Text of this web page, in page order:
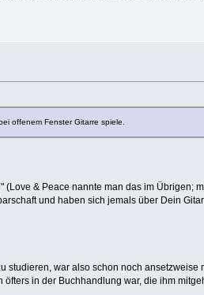
offenem Fenster Gitarre spiele.
& Peace nannte man das im Übrigen;
und haben sich jemals über Dein
studieren, war also schon noch ansetzweise
in der Buchhandlung war, die ihm